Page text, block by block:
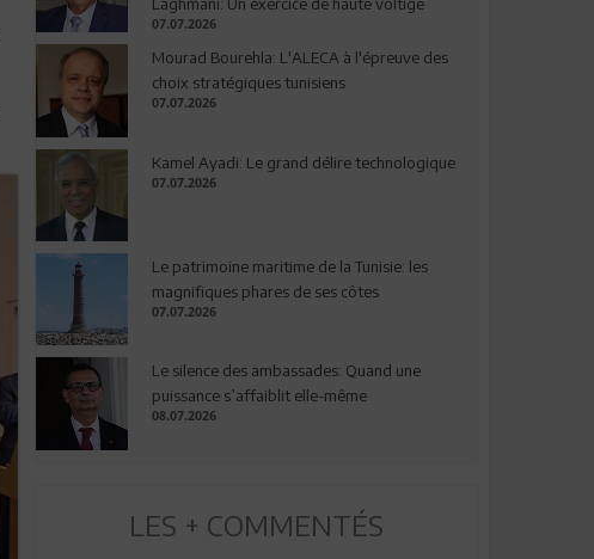
07.07.2026
Mourad Bourehla: L'ALECA à l'épreuve des
choix stratégiques tunisiens
07.07.2026
Kamel Ayadi: Le grand délire technologique
07.07.2026
Le patrimoine maritime de la Tunisie: les
magnifiques phares de ses côtes
07.07.2026
Le silence des ambassades: Quand une
puissance s’affaiblit elle-même
08.07.2026
LES + COMMENTÉS